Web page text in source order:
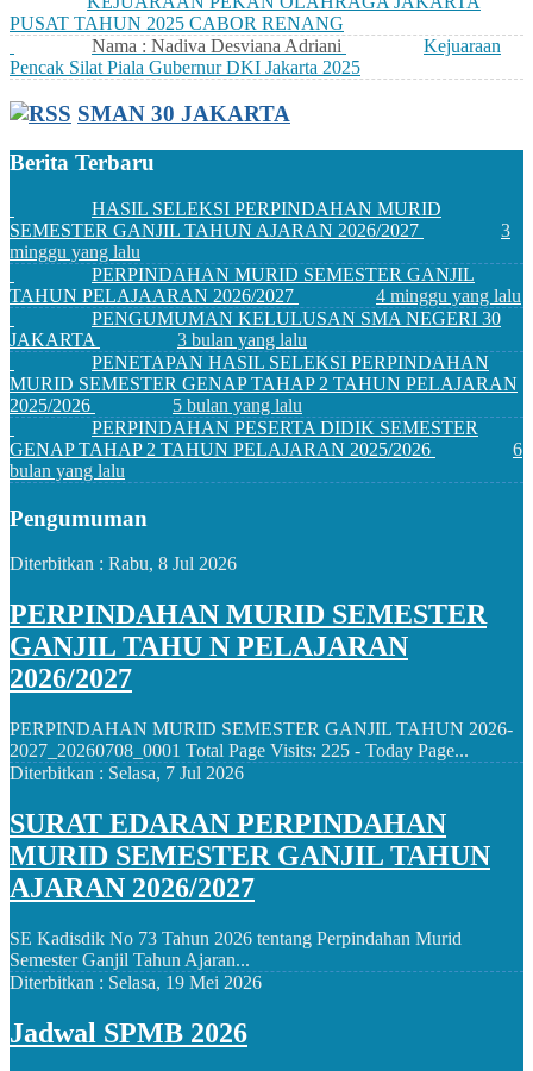
PUSAT TAHUN 2025 CABOR RENANG
Nama : Nadiva Desviana Adriani
Kejuaraan
Pencak Silat Piala Gubernur DKI Jakarta 2025
SMAN 30 JAKARTA
Berita Terbaru
HASIL SELEKSI PERPINDAHAN MURID
SEMESTER GANJIL TAHUN AJARAN 2026/2027
3
minggu yang lalu
PERPINDAHAN MURID SEMESTER GANJIL
TAHUN PELAJAARAN 2026/2027
4 minggu yang lalu
PENGUMUMAN KELULUSAN SMA NEGERI 30
JAKARTA
3 bulan yang lalu
PENETAPAN HASIL SELEKSI PERPINDAHAN
MURID SEMESTER GENAP TAHAP 2 TAHUN PELAJARAN
2025/2026
5 bulan yang lalu
PERPINDAHAN PESERTA DIDIK SEMESTER
GENAP TAHAP 2 TAHUN PELAJARAN 2025/2026
6
bulan yang lalu
Pengumuman
Diterbitkan : Rabu, 8 Jul 2026
PERPINDAHAN MURID SEMESTER
GANJIL TAHU N PELAJARAN
2026/2027
PERPINDAHAN MURID SEMESTER GANJIL TAHUN 2026-
2027_20260708_0001 Total Page Visits: 225 - Today Page...
Diterbitkan : Selasa, 7 Jul 2026
SURAT EDARAN PERPINDAHAN
MURID SEMESTER GANJIL TAHUN
AJARAN 2026/2027
SE Kadisdik No 73 Tahun 2026 tentang Perpindahan Murid
Semester Ganjil Tahun Ajaran...
Diterbitkan : Selasa, 19 Mei 2026
Jadwal SPMB 2026